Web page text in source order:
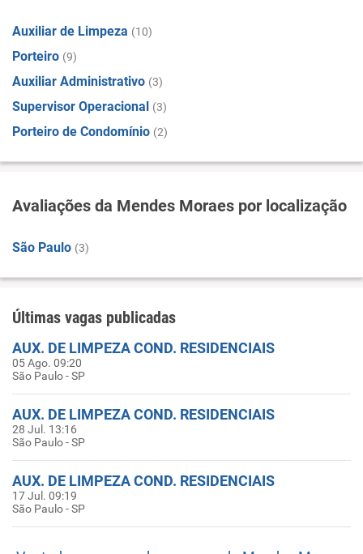
Auxiliar de Limpeza (10)
Porteiro (9)
Auxiliar Administrativo (3)
Supervisor Operacional (3)
Porteiro de Condomínio (2)
Avaliações da Mendes Moraes por localização
São Paulo (3)
Últimas vagas publicadas
AUX. DE LIMPEZA COND. RESIDENCIAIS
05 Ago. 09:20
São Paulo - SP
AUX. DE LIMPEZA COND. RESIDENCIAIS
28 Jul. 13:16
São Paulo - SP
AUX. DE LIMPEZA COND. RESIDENCIAIS
17 Jul. 09:19
São Paulo - SP